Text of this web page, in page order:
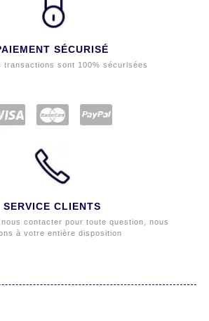
SÉCURISÉ
transactions sont 100% sécurisées
SERVICE CLIENTS
contacter pour toute question, nous
à votre entière disposition